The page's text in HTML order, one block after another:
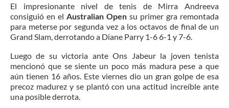
El impresionante nivel de tenis de Mirra Andreeva
consiguió en el Australian Open su primer gra remontada
para meterse por segunda vez a los octavos de final de un
Grand Slam, derrotando a Diane Parry 1-6 6-1 y 7-6.
Luego de su victoria ante Ons Jabeur la joven tenista
mencionó que se siente un poco más madura pese a que
aún tienen 16 años. Este viernes dio un gran golpe de esa
precoz madurez y se plantó con una actitud increíble ante
una posible derrota.